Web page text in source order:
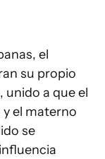
el
su propio
unido a que el
el materno
se